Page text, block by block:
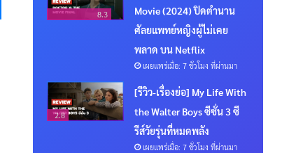
8.3
Movie (2024) ปิดตำนาน
ศัลยแพทย์หญิงผู้ไม่เคย
พลาด บน Netflix
เผยแพร่เมื่อ: 7 ชั่วโมง ที่ผ่านมา
2.8
[รีวิว-เรื่องย่อ] My Life With
the Walter Boys ซีซั่น 3 ซี
รีส์วัยรุ่นที่หมดพลัง
เผยแพร่เมื่อ: 7 ชั่วโมง ที่ผ่านมา